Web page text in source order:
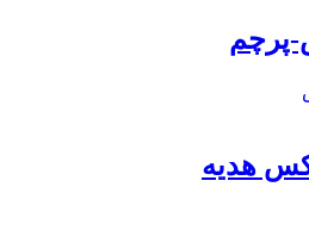
پرچم
هدیه